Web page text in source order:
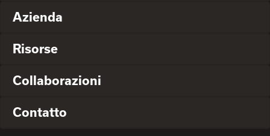
Azienda
Risorse
Collaborazioni
Contatto